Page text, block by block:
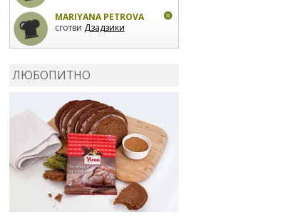
MARIYANA PETROVA
сготви Дзадзики
фурна
рецептатаСвински
ребра с печени
картофи
ЛЮБОПИТНО